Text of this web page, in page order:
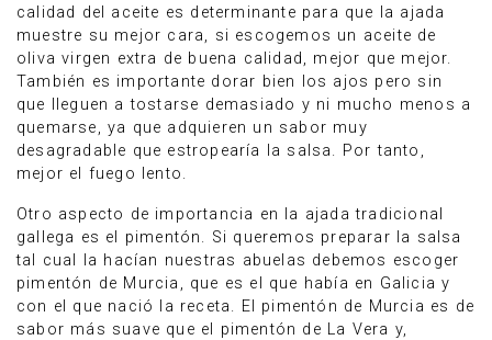
calidad del aceite es determinante para que la ajada
muestre su mejor cara, si escogemos un aceite de
oliva virgen extra de buena calidad, mejor que mejor.
También es importante dorar bien los ajos pero sin
que lleguen a tostarse demasiado y ni mucho menos a
quemarse, ya que adquieren un sabor muy
desagradable que estropearía la salsa. Por tanto,
mejor el fuego lento.
Otro aspecto de importancia en la ajada tradicional
gallega es el pimentón. Si queremos preparar la salsa
tal cual la hacían nuestras abuelas debemos escoger
pimentón de Murcia, que es el que había en Galicia y
con el que nació la receta. El pimentón de Murcia es de
sabor más suave que el pimentón de La Vera y,